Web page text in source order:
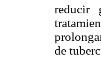
reducir
de